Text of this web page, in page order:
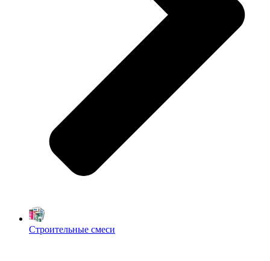
Строительные смеси